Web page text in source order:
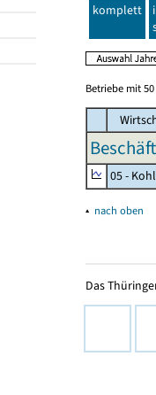
komplett
Betriebe mit
05 -
▴ nach oben
Das